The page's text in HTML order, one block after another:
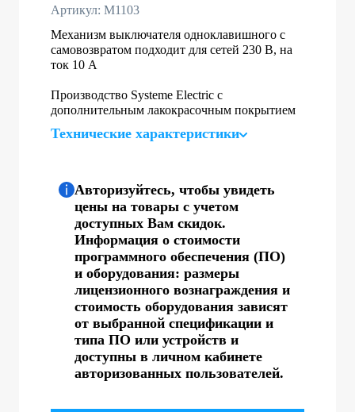
Артикул: M1103
Механизм выключателя одноклавишного с
самовозвратом подходит для сетей 230 В, на
ток 10 А
Производство Systeme Electric с
дополнительным лакокрасочным покрытием
Технические характеристики
Авторизуйтесь, чтобы увидеть
цены на товары с учетом
доступных Вам скидок.
Информация о стоимости
программного обеспечения (ПО)
и оборудования: размеры
лицензионного вознаграждения и
стоимость оборудования зависят
от выбранной спецификации и
типа ПО или устройств и
доступны в личном кабинете
авторизованных пользователей.